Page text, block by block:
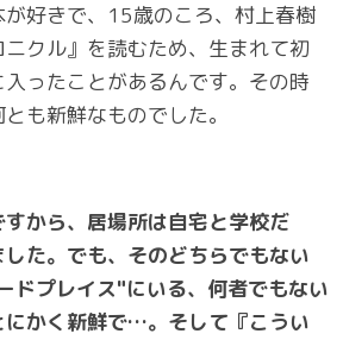
が好きで、15歳のころ、村上春樹
クル』を読むため、生まれて初
ったことがあるんです。その時
も新鮮なものでした。
から、居場所は自宅と学校だ
た。でも、そのどちらでもない
ドプレイス"にいる、何者でもない
にかく新鮮で…。そして『こうい